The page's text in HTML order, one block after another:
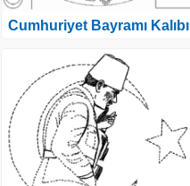
Cumhuriyet Bayramı Kalıbı